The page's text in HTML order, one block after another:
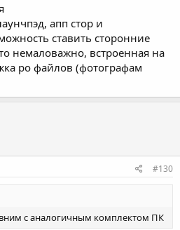
апп стор и
ставить сторонние
немаловажно, встроенная на
ро файлов (фотографам
#130
с аналогичным комплектом ПК